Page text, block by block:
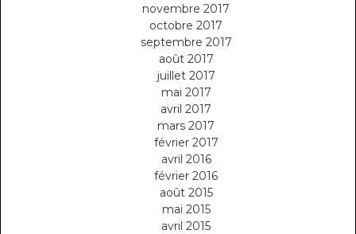
novembre 2017
octobre 2017
septembre 2017
août 2017
juillet 2017
mai 2017
avril 2017
mars 2017
février 2017
avril 2016
février 2016
août 2015
mai 2015
avril 2015